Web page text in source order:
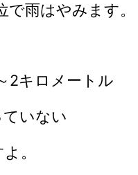
で雨はやみます。
2キロメートル
いない
。